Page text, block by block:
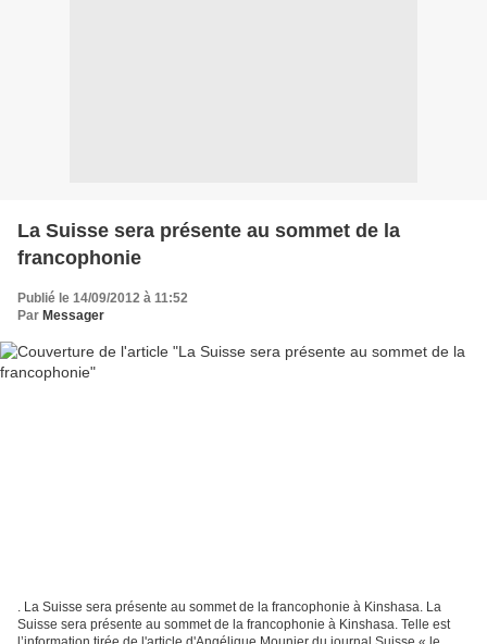
La Suisse sera présente au sommet de la
francophonie
Publié le 14/09/2012 à 11:52
Par Messager
. La Suisse sera présente au sommet de la francophonie à Kinshasa. La
Suisse sera présente au sommet de la francophonie à Kinshasa. Telle est